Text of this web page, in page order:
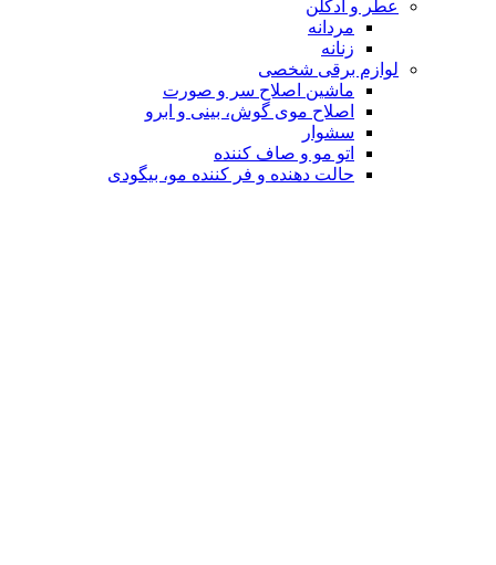
عطر و ادکلن
مردانه
زنانه
لوازم برقی شخصی
ماشین اصلاح سر و صورت
اصلاح موی گوش، بینی و ابرو
سشوار
اتو مو و صاف کننده
حالت دهنده و فر کننده مو، بیگودی